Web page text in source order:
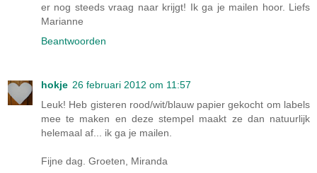
er nog steeds vraag naar krijgt! Ik ga je mailen hoor. Liefs
Marianne
Beantwoorden
hokje 26 februari 2012 om 11:57
Leuk! Heb gisteren rood/wit/blauw papier gekocht om labels
mee te maken en deze stempel maakt ze dan natuurlijk
helemaal af... ik ga je mailen.
Fijne dag. Groeten, Miranda